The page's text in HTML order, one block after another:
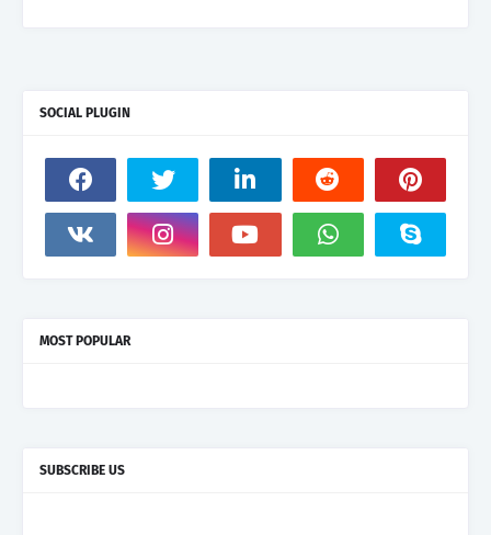
SOCIAL PLUGIN
MOST POPULAR
SUBSCRIBE US